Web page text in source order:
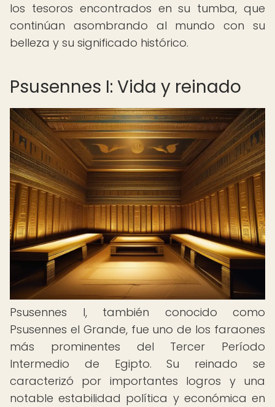
los tesoros encontrados en su tumba, que
continúan asombrando al mundo con su
belleza y su significado histórico.
Psusennes I: Vida y reinado
Psusennes I, también conocido como
Psusennes el Grande, fue uno de los faraones
más prominentes del Tercer Período
Intermedio de Egipto. Su reinado se
caracterizó por importantes logros y una
notable estabilidad política y económica en